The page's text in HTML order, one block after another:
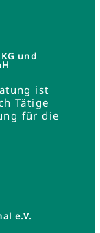
und
ist
Tätige
für die
e.V.